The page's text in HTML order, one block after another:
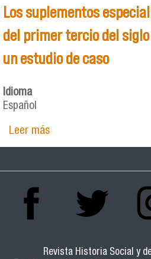
Los suplementos
del primer tercio del siglo
un estudio de caso
Idioma
Español
Leer mássobre Los
prensa del primer
Revista Historia Social y